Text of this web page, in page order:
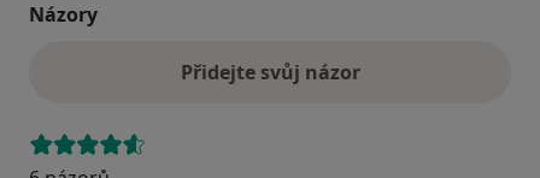
Názory
Přidejte svůj názor